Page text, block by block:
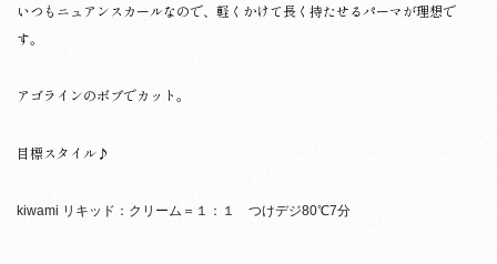
いつもニュアンスカールなので、軽くかけて長く持たせるパーマが理想で
す。
アゴラインのボブでカット。
目標スタイル♪
kiwami リキッド：クリーム＝１：１ つけデジ80℃7分